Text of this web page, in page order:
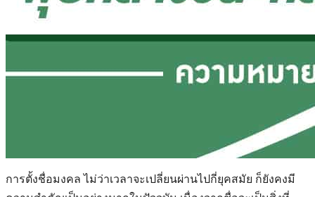
การตั้งชื่อมงคล ไม่ว่าเวลาจะเปลี่ยนผ่านไปกี่ยุคสมัย ก็ยังคงมี